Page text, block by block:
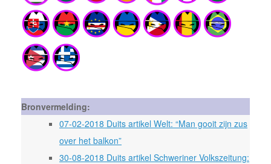
Bronvermelding:
07-02-2018 Duits artikel Welt: “Man gooit zijn zus
over het balkon”
30-08-2018 Duits artikel Schweriner Volkszeitung: